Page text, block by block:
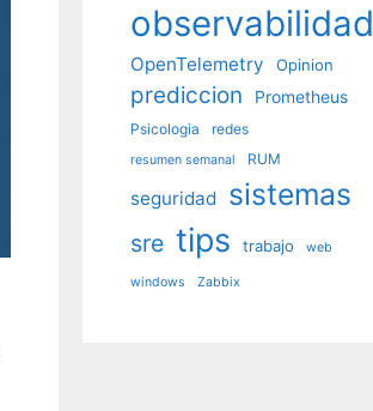
observabilidad
OpenTelemetry Opinion
prediccion Prometheus
Psicologia redes
resumen semanal RUM
seguridad sistemas
sre tips trabajo web
windows Zabbix